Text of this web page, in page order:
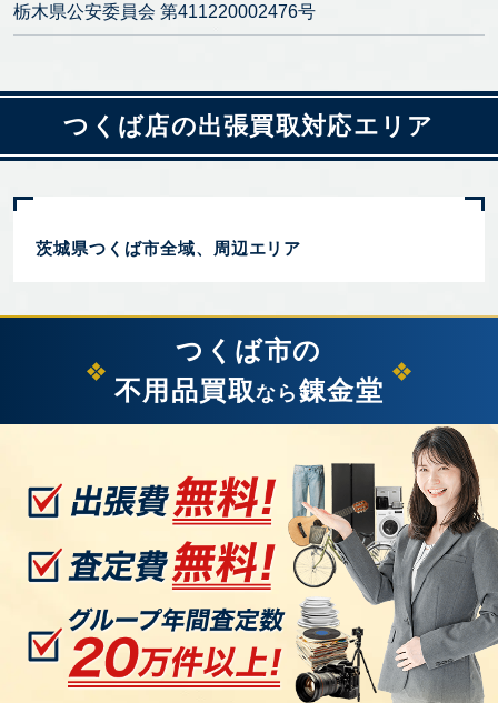
栃木県公安委員会 第411220002476号
つくば店の出張買取対応エリア
茨城県つくば市全域、周辺エリア
つくば市の
不用品買取なら 錬金堂